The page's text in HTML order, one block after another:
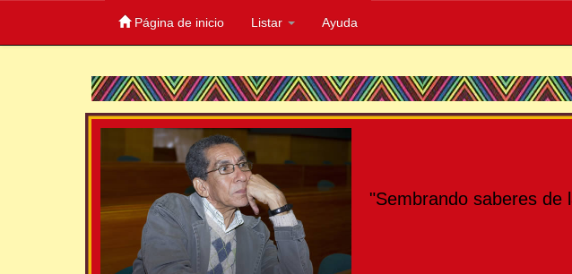
Página de inicio Listar Ayuda
"Sembrando saberes de